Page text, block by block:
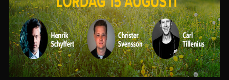
eller vara konferencier så kan du
boka med knappen nedan.
BOKA LASSE